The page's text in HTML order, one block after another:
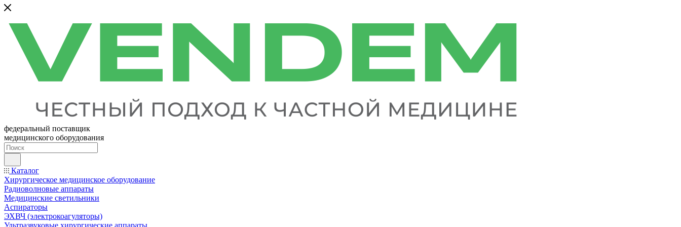
федеральный поставщик
медицинского оборудования
Каталог
Хирургическое медицинское оборудование
Радиоволновые аппараты
Медицинские светильники
Аспираторы
ЭХВЧ (электрокоагуляторы)
Ультразвуковые хирургические аппараты